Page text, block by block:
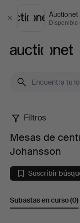
Cerrar
Auctionet
Disponible
Mesas
de
centro
en
Filtros
Mesas de
Johansson
Suscribir
Subastas en curso(0)